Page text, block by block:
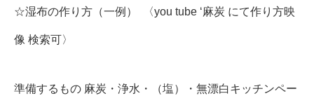
☆湿布の作り方（一例） 〈you tube ‘麻炭 にて作り方映
像 検索可〉
準備するもの 麻炭・浄水・（塩）・無漂白キッチンペー